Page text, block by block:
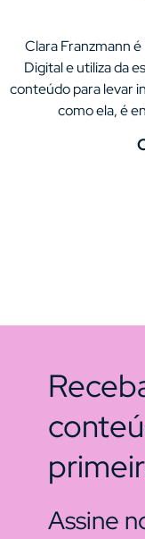
Clara Franzmann
Digital e utiliza da
conteúdo para levar
como ela, é
Assine